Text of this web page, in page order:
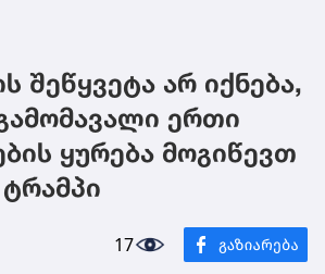
შეწყვეტა არ იქნება,
ერთი
ყურება მოგიწევთ
17